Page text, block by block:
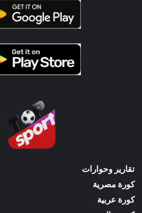
تقارير وحوارات
كورة مصرية
كورة عربية